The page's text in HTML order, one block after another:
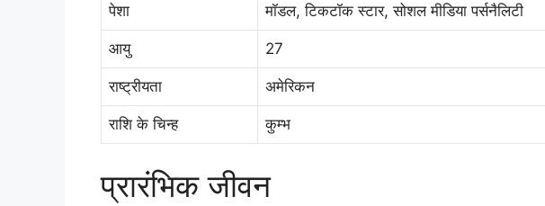
पेशा मॉडल, टिकटॉक स्टार, सोशल मीडिया पर्सनैलिटी
आयु 27
राष्ट्रीयता अमेरिकन
राशि के चिन्ह कुम्भ
प्रारंभिक जीवन